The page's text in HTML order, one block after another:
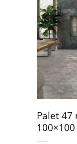
Palet 47
100×100